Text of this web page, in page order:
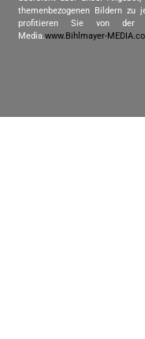
themenbezogenen Bildern zu
profitieren Sie von der
Media.www.Bihlmayer-